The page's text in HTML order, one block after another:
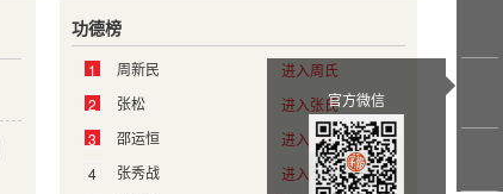
功德榜
1 周新民
进入周氏
2
张松
进入张氏
3
邵运恒
进入邵氏
4
张秀战
进入张氏
官方微信